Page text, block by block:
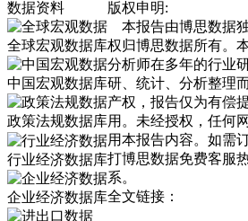
数据资料
全球宏观数据库
中国宏观数据库
政策法规数据库
行业经济数据库
企业经济数据库
版权申明:
本报告由博思数据
权归博思数据所有。
分析师在多年的行业
研、统计、分析整理
产权，报告仅为有偿
用。未经授权，任何
用本报告内容。如需
打博思数据免费客服
系。
全文链接：